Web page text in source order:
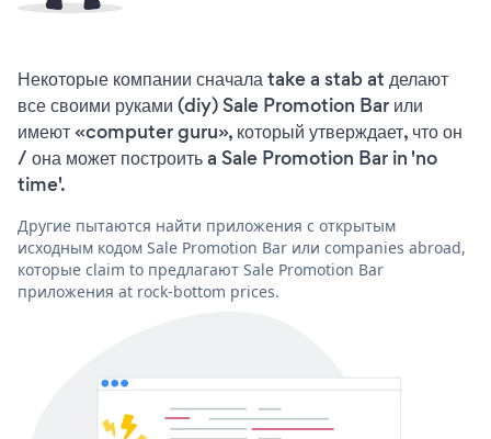
Некоторые компании сначала take a stab at делают
все своими руками (diy) Sale Promotion Bar или
имеют «computer guru», который утверждает, что он
/ она может построить a Sale Promotion Bar in 'no
time'.
Другие пытаются найти приложения с открытым
исходным кодом Sale Promotion Bar или companies abroad,
которые claim to предлагают Sale Promotion Bar
приложения at rock-bottom prices.